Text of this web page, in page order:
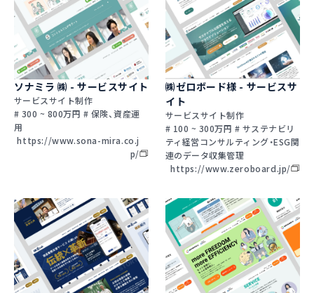
ソナミラ ㈱ - サービスサイト
サービスサイト制作
# 300 ~ 800万円 # 保険、資産運
用
https://www.sona-mira.co.j
p/
㈱ゼロボード様 - サービスサ
イト
サービスサイト制作
# 100 ~ 300万円 # サステナビリ
ティ経営コンサルティング・ESG関
連のデータ収集管理
https://www.zeroboard.jp/